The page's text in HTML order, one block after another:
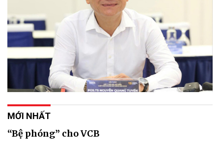
MỚI NHẤT
“Bệ phóng” cho VCB